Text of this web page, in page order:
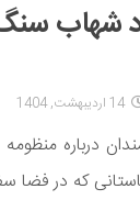
شهاب‌
14 اردیبهشت, 1404
درباره
که در فضا